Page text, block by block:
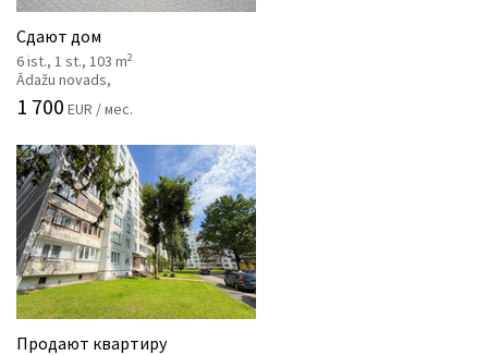
Сдают дом
6 ist., 1 st., 103 m2
Ādažu novads,
1 700 EUR / мес.
Продают квартиру